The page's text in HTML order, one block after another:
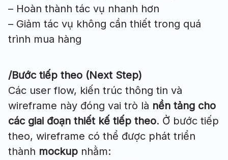
– Hoàn thành tác vụ nhanh hơn
– Giảm tác vụ không cần thiết trong quá
trình mua hàng
/Bước tiếp theo (Next Step)
Các user flow, kiến trúc thông tin và
wireframe này đóng vai trò là nền tảng cho
các giai đoạn thiết kế tiếp theo. Ở bước tiếp
theo, wireframe có thể được phát triển
thành mockup nhằm: